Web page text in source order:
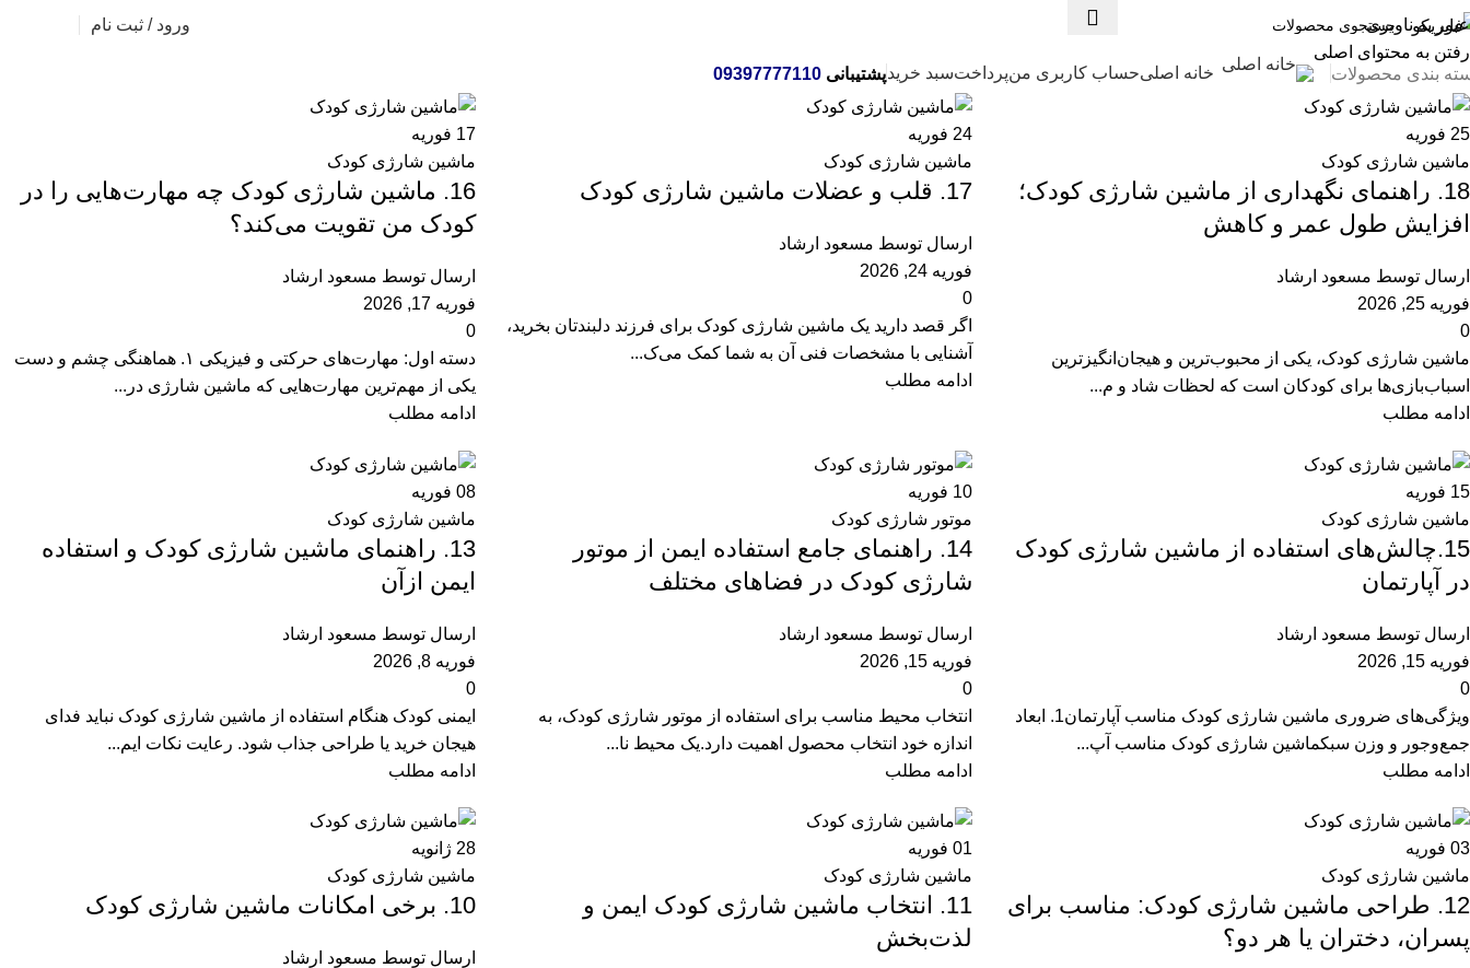
عبور به ناوبری
رفتن به محتوای اصلی
ورود / ثبت نام
بندی محصولات خانه اصلیحساب کاربری منپرداختسبد خریدپشتیبانی 09397777110
وبلاگ
خانه وبلاگ
25 فوریه
ماشین شارژی کودک
18. راهنمای نگهداری از ماشین شارژی کودک؛
افزایش طول عمر و کاهش
ارسال توسط مسعود ارشاد
فوریه 25, 2026
0
ماشین شارژی کودک، یکی از محبوب‌ترین و هیجان‌انگیزترین
اسباب‌بازی‌ها برای کودکان است که لحظات شاد و م...
ادامه مطلب
24 فوریه
ماشین شارژی کودک
17. قلب و عضلات ماشین شارژی کودک
ارسال توسط مسعود ارشاد
فوریه 24, 2026
0
اگر قصد دارید یک ماشین شارژی کودک برای فرزند دلبندتان بخرید،
آشنایی با مشخصات فنی آن به شما کمک می‌ک...
ادامه مطلب
17 فوریه
ماشین شارژی کودک
16. ماشین شارژی کودک چه مهارت‌هایی را در
کودک من تقویت می‌کند؟
ارسال توسط مسعود ارشاد
فوریه 17, 2026
0
دسته اول: مهارت‌های حرکتی و فیزیکی ۱. هماهنگی چشم و دست
یکی از مهم‌ترین مهارت‌هایی که ماشین شارژی در...
ادامه مطلب
15 فوریه
ماشین شارژی کودک
15.چالش‌های استفاده از ماشین شارژی کودک
در آپارتمان
ارسال توسط مسعود ارشاد
فوریه 15, 2026
0
ویژگی‌های ضروری ماشین شارژی کودک مناسب آپارتمان1. ابعاد
جمع‌وجور و وزن سبکماشین‌ شارژی کودک مناسب آپ...
ادامه مطلب
10 فوریه
موتور شارژی کودک
14. راهنمای جامع استفاده ایمن از موتور
شارژی کودک در فضاهای مختلف
ارسال توسط مسعود ارشاد
فوریه 15, 2026
0
انتخاب محیط مناسب برای استفاده از موتور شارژی کودک، به
اندازه خود انتخاب محصول اهمیت دارد.یک محیط نا...
ادامه مطلب
08 فوریه
ماشین شارژی کودک
13. راهنمای ماشین شارژی کودک و استفاده
ایمن ازآن
ارسال توسط مسعود ارشاد
فوریه 8, 2026
0
ایمنی کودک هنگام استفاده از ماشین شارژی کودک نباید فدای
هیجان خرید یا طراحی جذاب شود. رعایت نکات ایم...
ادامه مطلب
03 فوریه
ماشین شارژی کودک
12. طراحی ماشین شارژی کودک: مناسب برای
پسران، دختران یا هر دو؟
01 فوریه
ماشین شارژی کودک
11. انتخاب ماشین شارژی کودک ایمن و
لذت‌بخش
28 ژانویه
ماشین شارژی کودک
10. برخی امکانات ماشین شارژی کودک
ارسال توسط مسعود ارشاد